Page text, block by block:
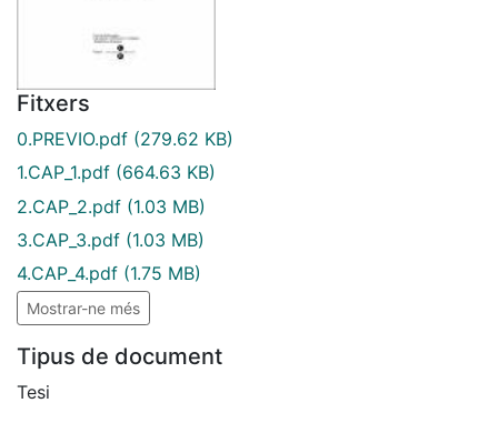
Fitxers
0.PREVIO.pdf (279.62 KB)
1.CAP_1.pdf (664.63 KB)
2.CAP_2.pdf (1.03 MB)
3.CAP_3.pdf (1.03 MB)
4.CAP_4.pdf (1.75 MB)
Mostrar-ne més
Tipus de document
Tesi